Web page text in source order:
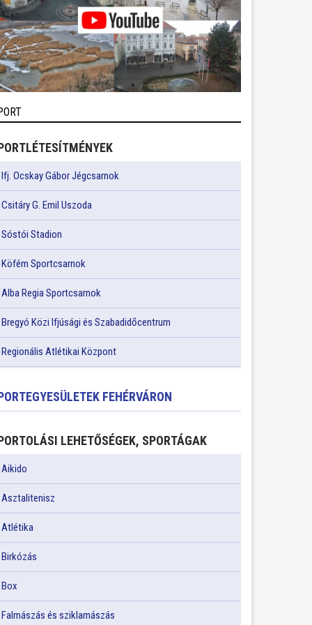
Ifj. Ocskay Gábor Jégcsarnok
Csitáry G. Emil Uszoda
Sóstói Stadion
Köfém Sportcsarnok
Alba Regia Sportcsarnok
Bregyó Közi Ifjúsági és Szabadidőcentrum
Regionális Atlétikai Központ
FEHÉRVÁRON
LEHETŐSÉGEK, SPORTÁGAK
Aikido
Asztalitenisz
Atlétika
Birkózás
Box
Falmászás és sziklamászás